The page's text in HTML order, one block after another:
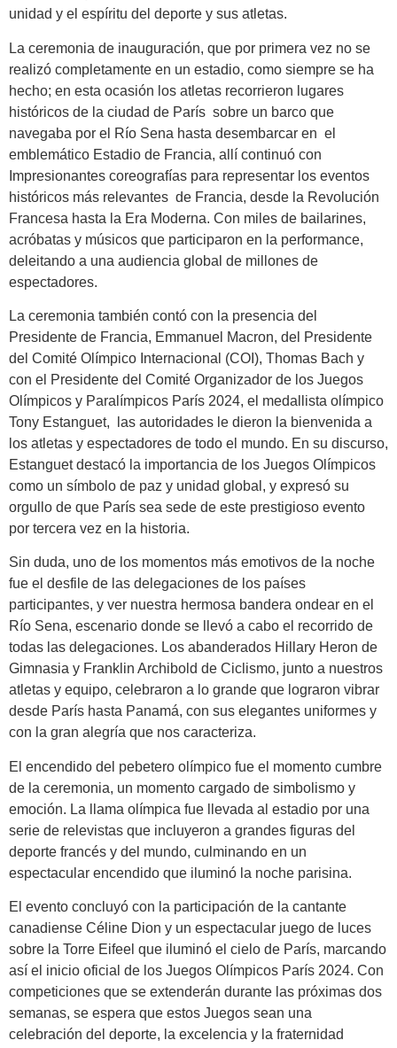
unidad y el espíritu del deporte y sus atletas.
La ceremonia de inauguración, que por primera vez no se
realizó completamente en un estadio, como siempre se ha
hecho; en esta ocasión los atletas recorrieron lugares
históricos de la ciudad de París sobre un barco que
navegaba por el Río Sena hasta desembarcar en el
emblemático Estadio de Francia, allí continuó con
Impresionantes coreografías para representar los eventos
históricos más relevantes de Francia, desde la Revolución
Francesa hasta la Era Moderna. Con miles de bailarines,
acróbatas y músicos que participaron en la performance,
deleitando a una audiencia global de millones de
espectadores.
La ceremonia también contó con la presencia del
Presidente de Francia, Emmanuel Macron, del Presidente
del Comité Olímpico Internacional (COI), Thomas Bach y
con el Presidente del Comité Organizador de los Juegos
Olímpicos y Paralímpicos París 2024, el medallista olímpico
Tony Estanguet, las autoridades le dieron la bienvenida a
los atletas y espectadores de todo el mundo. En su discurso,
Estanguet destacó la importancia de los Juegos Olímpicos
como un símbolo de paz y unidad global, y expresó su
orgullo de que París sea sede de este prestigioso evento
por tercera vez en la historia.
Sin duda, uno de los momentos más emotivos de la noche
fue el desfile de las delegaciones de los países
participantes, y ver nuestra hermosa bandera ondear en el
Río Sena, escenario donde se llevó a cabo el recorrido de
todas las delegaciones. Los abanderados Hillary Heron de
Gimnasia y Franklin Archibold de Ciclismo, junto a nuestros
atletas y equipo, celebraron a lo grande que lograron vibrar
desde París hasta Panamá, con sus elegantes uniformes y
con la gran alegría que nos caracteriza.
El encendido del pebetero olímpico fue el momento cumbre
de la ceremonia, un momento cargado de simbolismo y
emoción. La llama olímpica fue llevada al estadio por una
serie de relevistas que incluyeron a grandes figuras del
deporte francés y del mundo, culminando en un
espectacular encendido que iluminó la noche parisina.
El evento concluyó con la participación de la cantante
canadiense Céline Dion y un espectacular juego de luces
sobre la Torre Eifeel que iluminó el cielo de París, marcando
así el inicio oficial de los Juegos Olímpicos París 2024. Con
competiciones que se extenderán durante las próximas dos
semanas, se espera que estos Juegos sean una
celebración del deporte, la excelencia y la fraternidad